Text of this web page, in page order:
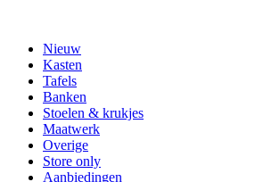
Nieuw
Kasten
Tafels
Banken
Stoelen & krukjes
Maatwerk
Overige
Store only
Aanbiedingen